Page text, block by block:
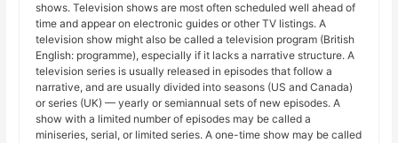
shows. Television shows are most often scheduled well ahead of
time and appear on electronic guides or other TV listings. A
television show might also be called a television program (British
English: programme), especially if it lacks a narrative structure. A
television series is usually released in episodes that follow a
narrative, and are usually divided into seasons (US and Canada)
or series (UK) — yearly or semiannual sets of new episodes. A
show with a limited number of episodes may be called a
miniseries, serial, or limited series. A one-time show may be called